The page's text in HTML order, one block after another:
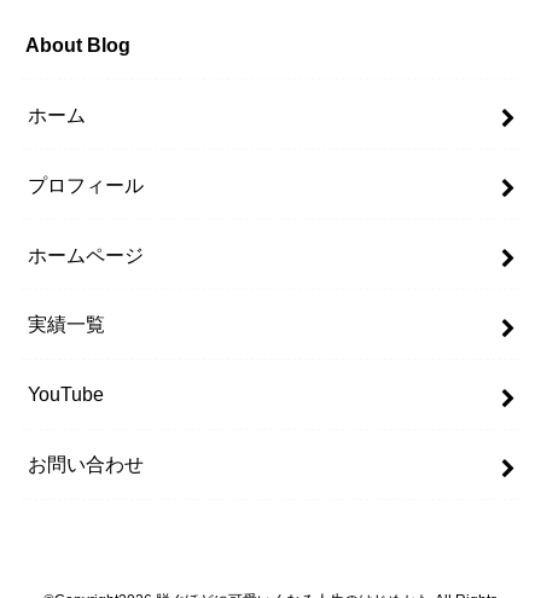
About Blog
ホーム
プロフィール
ホームページ
実績一覧
YouTube
お問い合わせ